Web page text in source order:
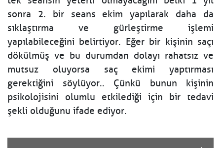
sonra 2. bir seans ekim yapılarak daha da
sıklaştırma ve gürleştirme işlemi
yapılabileceğini belirtiyor. Eğer bir kişinin saçı
dökülmüş ve bu durumdan dolayı rahatsız ve
mutsuz oluyorsa saç ekimi yaptırması
gerektiğini söylüyor.. Çünkü bunun kişinin
psikolojisini olumlu etkilediği için bir tedavi
şekli olduğunu ifade ediyor.